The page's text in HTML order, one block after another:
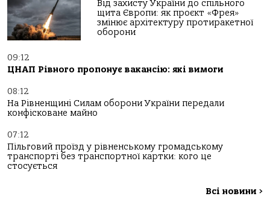
Від захисту України до спільного
щита Європи: як проєкт «Фрея»
змінює архітектуру протиракетної
оборони
09:12
ЦНАП Рівного пропонує вакансію: які вимоги
08:12
На Рівненщині Силам оборони України передали
конфісковане майно
07:12
Пільговий проїзд у рівненському громадському
транспорті без транспортної картки: кого це
стосується
Всі новини >